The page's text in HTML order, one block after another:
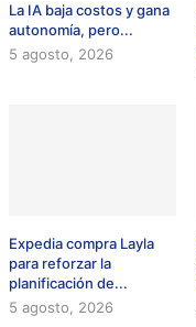
La IA baja costos y gana
autonomía, pero...
5 agosto, 2026
Expedia compra Layla
para reforzar la
planificación de...
5 agosto, 2026